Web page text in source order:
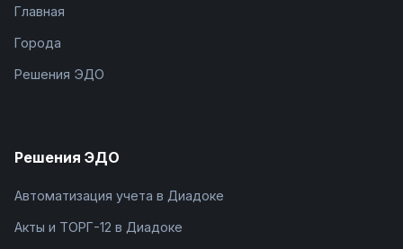
Главная
Города
Решения ЭДО
Решения ЭДО
Автоматизация учета в Диадоке
Акты и ТОРГ-12 в Диадоке